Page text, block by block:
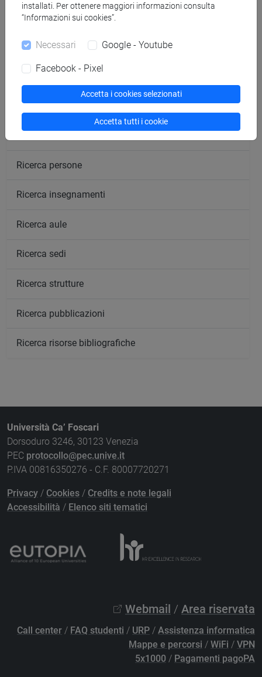
Corsi di studio e percorsi
magistrale (DM270)
percorso comune
Ricerca persone
Ricerca insegnamenti
Ricerca aule
Ricerca sedi
Ricerca strutture
Ricerca pubblicazioni
Ricerca risorse bibliografiche
Università Ca’ Foscari
Dorsoduro 3246, 30123 Venezia
PEC protocollo@pec.unive.it
P.IVA 00816350276 - C.F. 80007720271
Privacy / Cookies / Credits e note legali
Accessibilità / Elenco siti tematici
Webmail / Area riservata
Call center / FAQ studenti / URP / Assistenza informatica
Mappe e percorsi / WiFi / VPN
5x1000 / Pagamenti pagoPA
installati. Per ottenere maggiori informazioni consulta
“Informazioni sui cookies”.
Necessari Google - Youtube
Facebook - Pixel
Accetta i cookies selezionati
Accetta tutti i cookie